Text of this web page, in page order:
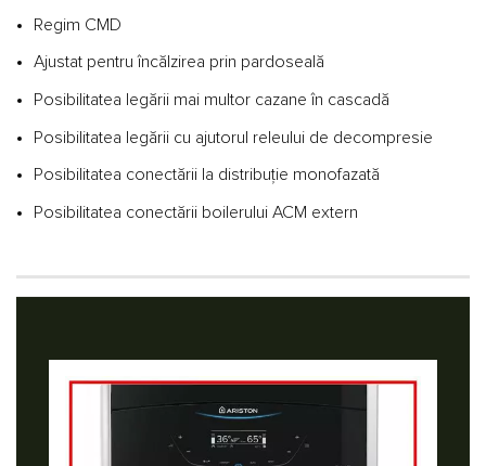
Regim CMD
Ajustat pentru încălzirea prin pardoseală
Posibilitatea legării mai multor cazane în cascadă
Posibilitatea legării cu ajutorul releului de decompresie
Posibilitatea conectării la distribuţie monofazată
Posibilitatea conectării boilerului ACM extern